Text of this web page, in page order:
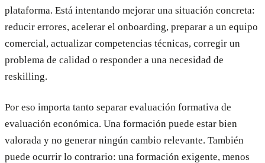
plataforma. Está intentando mejorar una situación concreta:
reducir errores, acelerar el onboarding, preparar a un equipo
comercial, actualizar competencias técnicas, corregir un
problema de calidad o responder a una necesidad de
reskilling.
Por eso importa tanto separar evaluación formativa de
evaluación económica. Una formación puede estar bien
valorada y no generar ningún cambio relevante. También
puede ocurrir lo contrario: una formación exigente, menos